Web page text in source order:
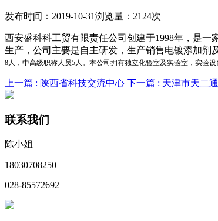
发布时间：2019-10-31浏览量：2124次
西安盛科科工贸有限责任公司创建于1998年，是
生产，公司主要是自主研发，生产销售电镀添加剂
8人，中高级职称人员5人。本公司拥有独立化验室及实验室，实验
上一篇 : 陕西省科技交流中心 下一篇 : 天津市天二
联系我们
陈小姐
18030708250
028-85572692